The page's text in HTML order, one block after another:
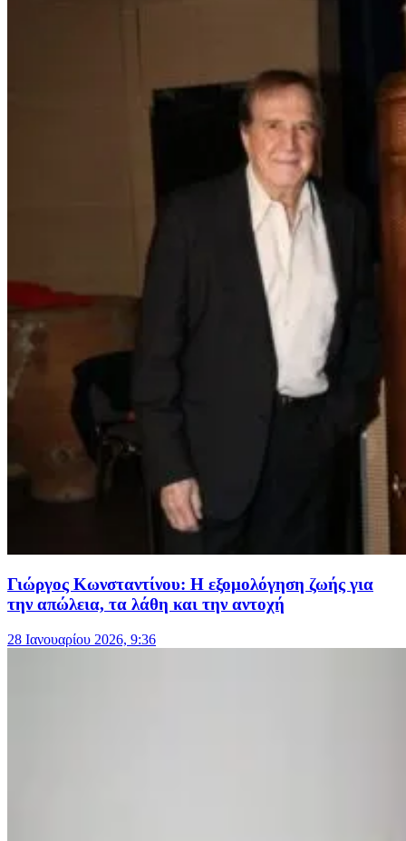
Γιώργος Κωνσταντίνου: Η εξομολόγηση ζωής για
την απώλεια, τα λάθη και την αντοχή
28 Ιανουαρίου 2026, 9:36